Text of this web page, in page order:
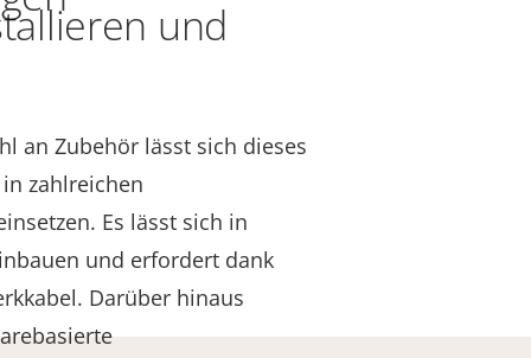
und
an Zubehör lässt sich dieses
zahlreichen
Es lässt sich in
und erfordert dank
Darüber hinaus